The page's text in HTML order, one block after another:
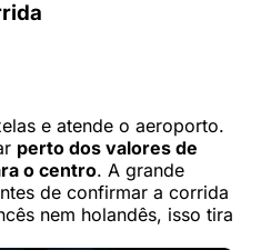
e atende o aeroporto.
perto dos valores de
o centro. A grande
de confirmar a corrida
nem holandês, isso tira